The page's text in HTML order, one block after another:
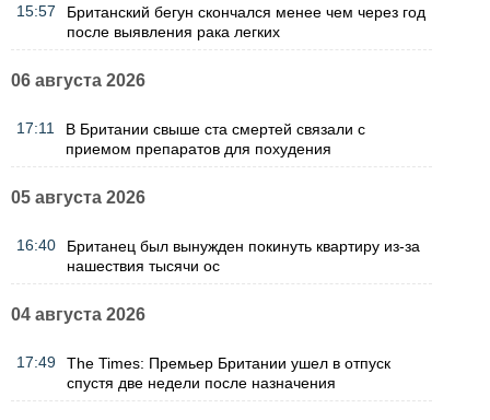
15:57
Британский бегун скончался менее чем через год
после выявления рака легких
06 августа 2026
17:11
В Британии свыше ста смертей связали с
приемом препаратов для похудения
05 августа 2026
16:40
Британец был вынужден покинуть квартиру из-за
нашествия тысячи ос
04 августа 2026
17:49
The Times: Премьер Британии ушел в отпуск
спустя две недели после назначения